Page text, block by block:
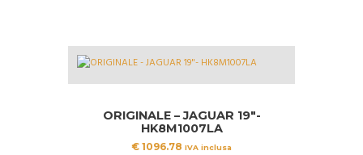
ORIGINALE – JAGUAR 19″-
HK8M1007LA
€ 1096.78 IVA inclusa